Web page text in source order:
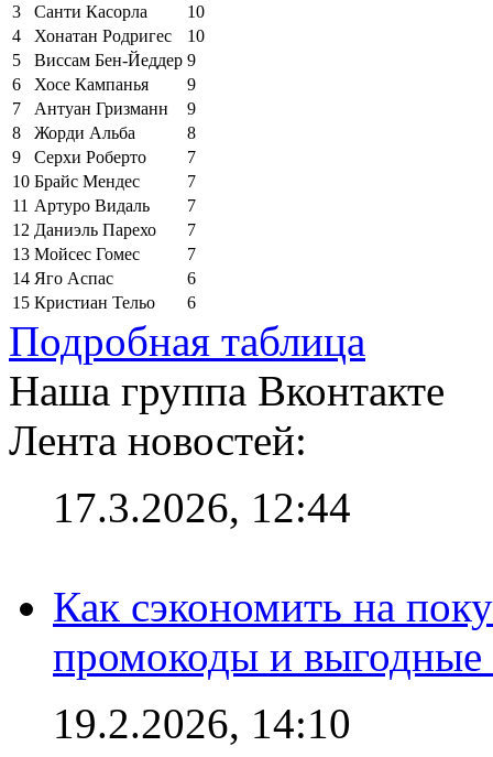
3
Санти Касорла
10
4
Хонатан Родригес
10
5
Виссам Бен-Йеддер 9
6
Хосе Кампанья
9
7
Антуан Гризманн
9
8
Жорди Альба
8
9
Серхи Роберто
7
10 Брайс Мендес
7
11 Артуро Видаль
7
12 Даниэль Парехо
7
13 Мойсес Гомес
7
14 Яго Аспас
6
15 Кристиан Тельо 6
Подробная таблица
Наша группа Вконтакте
Лента новостей:
17.3.2026, 12:44
Как сэкономить на
промокоды и выгодные
19.2.2026, 14:10